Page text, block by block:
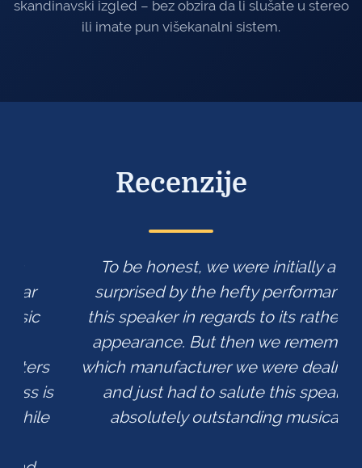
skandinavski izgled – bez obzira da li slušate u stereo
ili imate pun višekanalni sistem.
Recenzije
To be honest, we were initially a little
surprised by the hefty performance of
this speaker in regards to its rather timid
appearance. But then we remembered
which manufacturer we were dealing with
and just had to salute this speaker's
absolutely outstanding musicality.